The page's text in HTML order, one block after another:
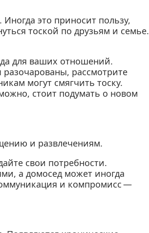
это приносит пользу,
тоской по друзьям и семье.
для ваших отношений.
разочарованы, рассмотрите
могут смягчить тоску.
стоит подумать о новом
и развлечениям.
свои потребности.
а домосед может иногда
и компромисс —